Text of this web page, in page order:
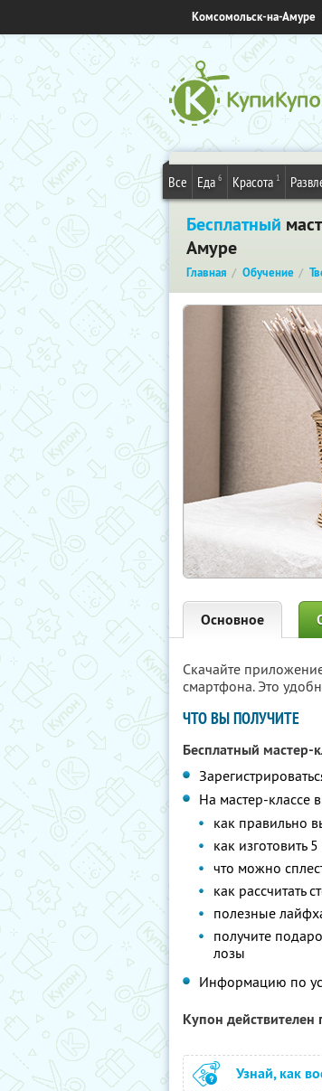
Комсомольск-на-Амуре
Все Еда 6 Красота 1
Бесплатный
Амуре
Главная Обучение
Основное
Скачайте
смартфона. Это
ЧТО ВЫ ПОЛУЧИТЕ
Бесплатный мастер-
На мастер-классе
как правильно
как изготовить
что можно
как рассчитать
полезные
получите
лозы
Информацию по
Купон действителен
Узнай, как